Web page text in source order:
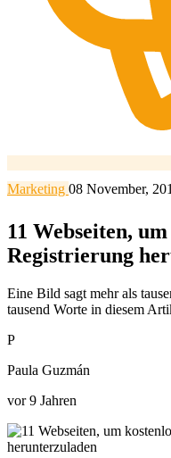
🇪🇸 ES
🇬🇧 EN 🇫🇷 FR
Marketing 08 November,
11 Webseiten,
Registrierung
Eine Bild sagt mehr als
tausend Worte in diesem
P
Paula Guzmán
vor 9 Jahren